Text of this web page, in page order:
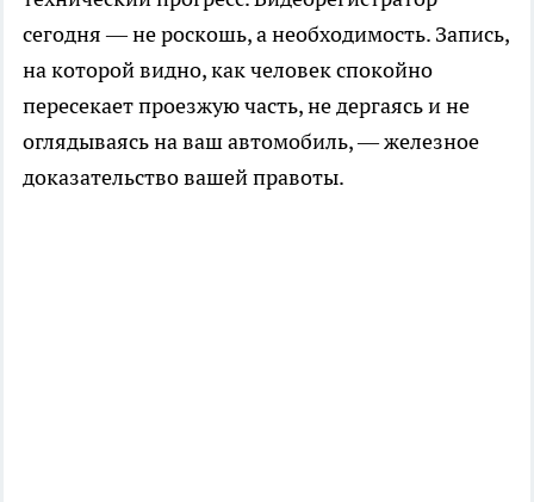
сегодня — не роскошь, а необходимость. Запись,
на которой видно, как человек спокойно
пересекает проезжую часть, не дергаясь и не
оглядываясь на ваш автомобиль, — железное
доказательство вашей правоты.